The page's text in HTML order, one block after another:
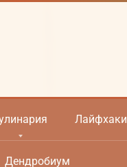
Лайфхаки
Дендробиум